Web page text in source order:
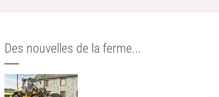
Des nouvelles de la ferme...